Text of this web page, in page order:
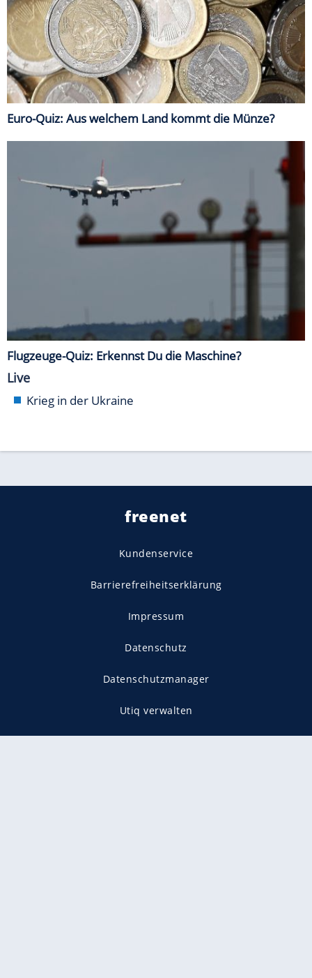
Euro-Quiz: Aus welchem Land kommt die Münze?
Flugzeuge-Quiz: Erkennst Du die Maschine?
Live
Krieg in der Ukraine
freenet
Kundenservice
Barrierefreiheitserklärung
Impressum
Datenschutz
Datenschutzmanager
Utiq verwalten